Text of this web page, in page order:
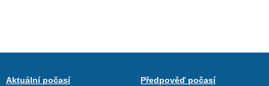
Aktuální počasí
Předpověď počasí